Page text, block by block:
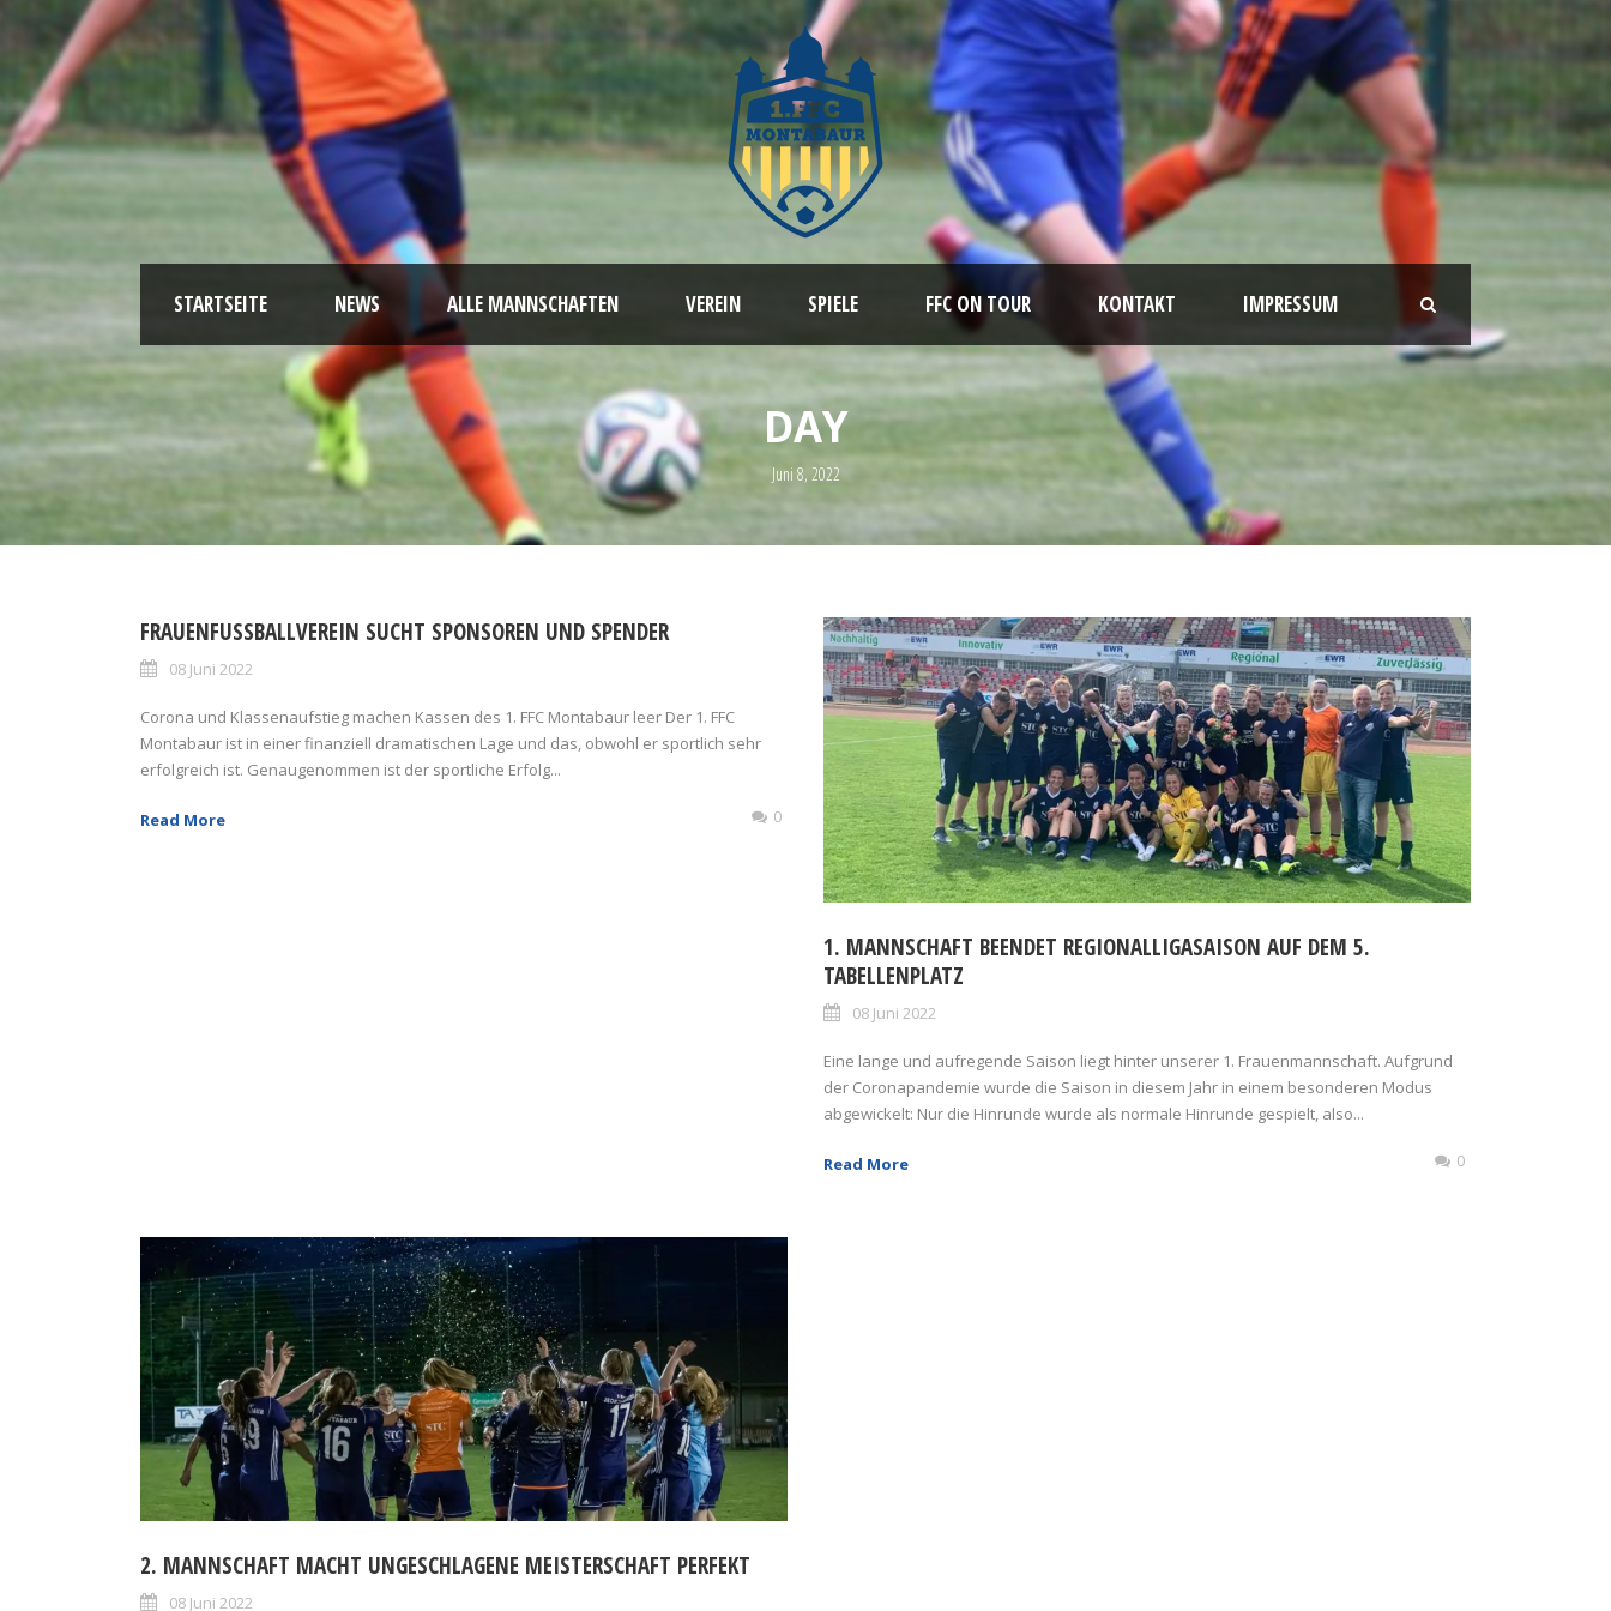
STARTSEITE NEWS ALLE MANNSCHAFTEN VEREIN SPIELE FFC ON TOUR KONTAKT IMPRESSUM
DAY
Juni 8, 2022
FRAUENFUSSBALLVEREIN SUCHT SPONSOREN UND SPENDER
08 Juni 2022
Corona und Klassenaufstieg machen Kassen des 1. FFC Montabaur leer Der 1. FFC
Montabaur ist in einer finanziell dramatischen Lage und das, obwohl er sportlich sehr
erfolgreich ist. Genaugenommen ist der sportliche Erfolg...
Read More 0
1. MANNSCHAFT BEENDET REGIONALLIGASAISON AUF DEM 5.
TABELLENPLATZ
08 Juni 2022
Eine lange und aufregende Saison liegt hinter unserer 1. Frauenmannschaft. Aufgrund
der Coronapandemie wurde die Saison in diesem Jahr in einem besonderen Modus
abgewickelt: Nur die Hinrunde wurde als normale Hinrunde gespielt, also...
Read More 0
2. MANNSCHAFT MACHT UNGESCHLAGENE MEISTERSCHAFT PERFEKT
08 Juni 2022